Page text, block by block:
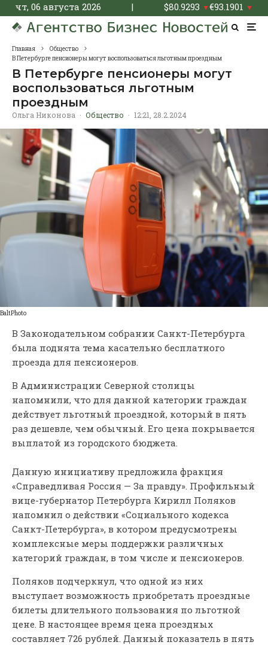
чт, 06 августа 2026 | $80.9293 ▼€93.1901 ▼
Главная
Общество
В Петербурге пенсионеры могут воспользоваться льготным проездным
В Петербурге пенсионеры могут
воспользоваться льготным
проездным
Ольга Никонова · Общество · 12:21, 28.2.2024
BaltPhoto
В Законодательном собрании Санкт-Петербурга
была поднята тема касательно бесплатного
проезда для пенсионеров.
В Администрации Северной столицы
напомнили, что для данной категории граждан
действует льготный проездной, который в пять
раз дешевле, чем обычный. Его цена покрывается
выплатой из городского бюджета.
Данную инициативу предложила фракция
«Справедливая Россия — За правду». Профильный
вице-губернатор Петербурга Кирилл Поляков
напомнил о действии «Социального кодекса
Санкт-Петербурга», в котором предусмотрены
комплексные меры поддержки различных
категорий граждан, в том числе и пенсионеров.
Поляков подчеркнул, что одной из них
выступает возможность приобретать проездные
билеты длительного пользования по льготной
цене. В настоящее время цена проездных
составляет 726 рублей. Данный показатель в пять